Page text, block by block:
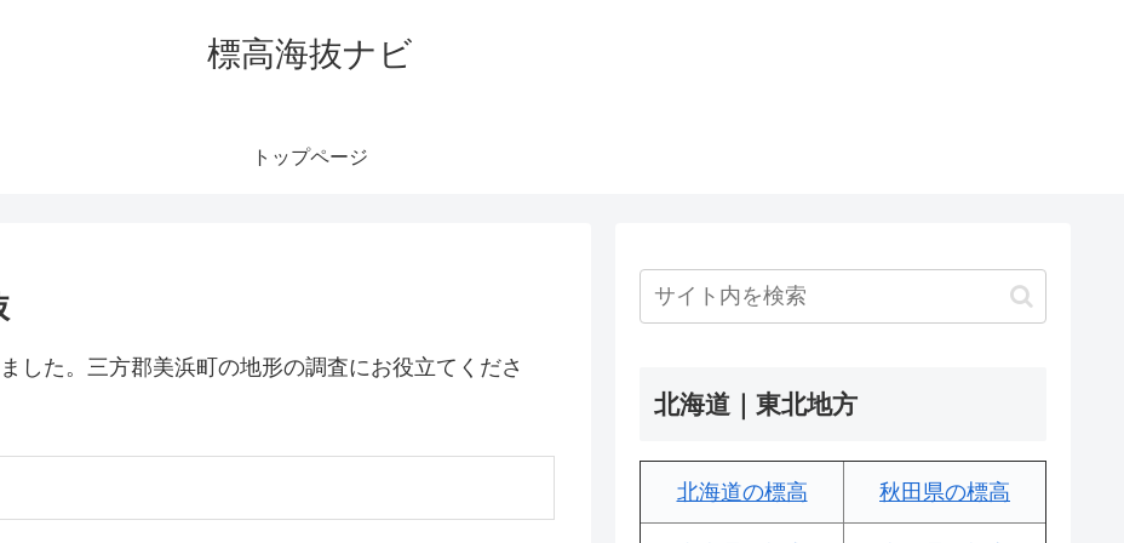
標高海抜ナビ
トップページ
した。三方郡美浜町の地形の調査にお役立てくださ
北海道｜東北地方
北海道の標高 秋田県の標高